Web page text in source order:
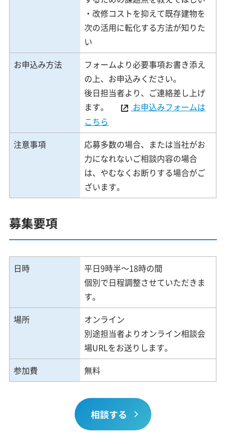
・改修コストを抑えて既存建物を
次の活用に転化する方法が知りた
い
お申込み方法
フォームより必要事項お書き添え
の上、お申込みください。
後日担当者より、ご連絡差し上げ
ます。
お申込みフォームは
こちら
注意事項
応募多数の場合、または当社がお
力になれないご相談内容の場合
は、やむなくお断りする場合がご
ざいます。
募集要項
日時
平日9時半～18時の間
個別で日程調整させていただきま
す。
場所
オンライン
別途担当者よりオンライン相談会
場URLをお送りします。
参加費
無料
相談する